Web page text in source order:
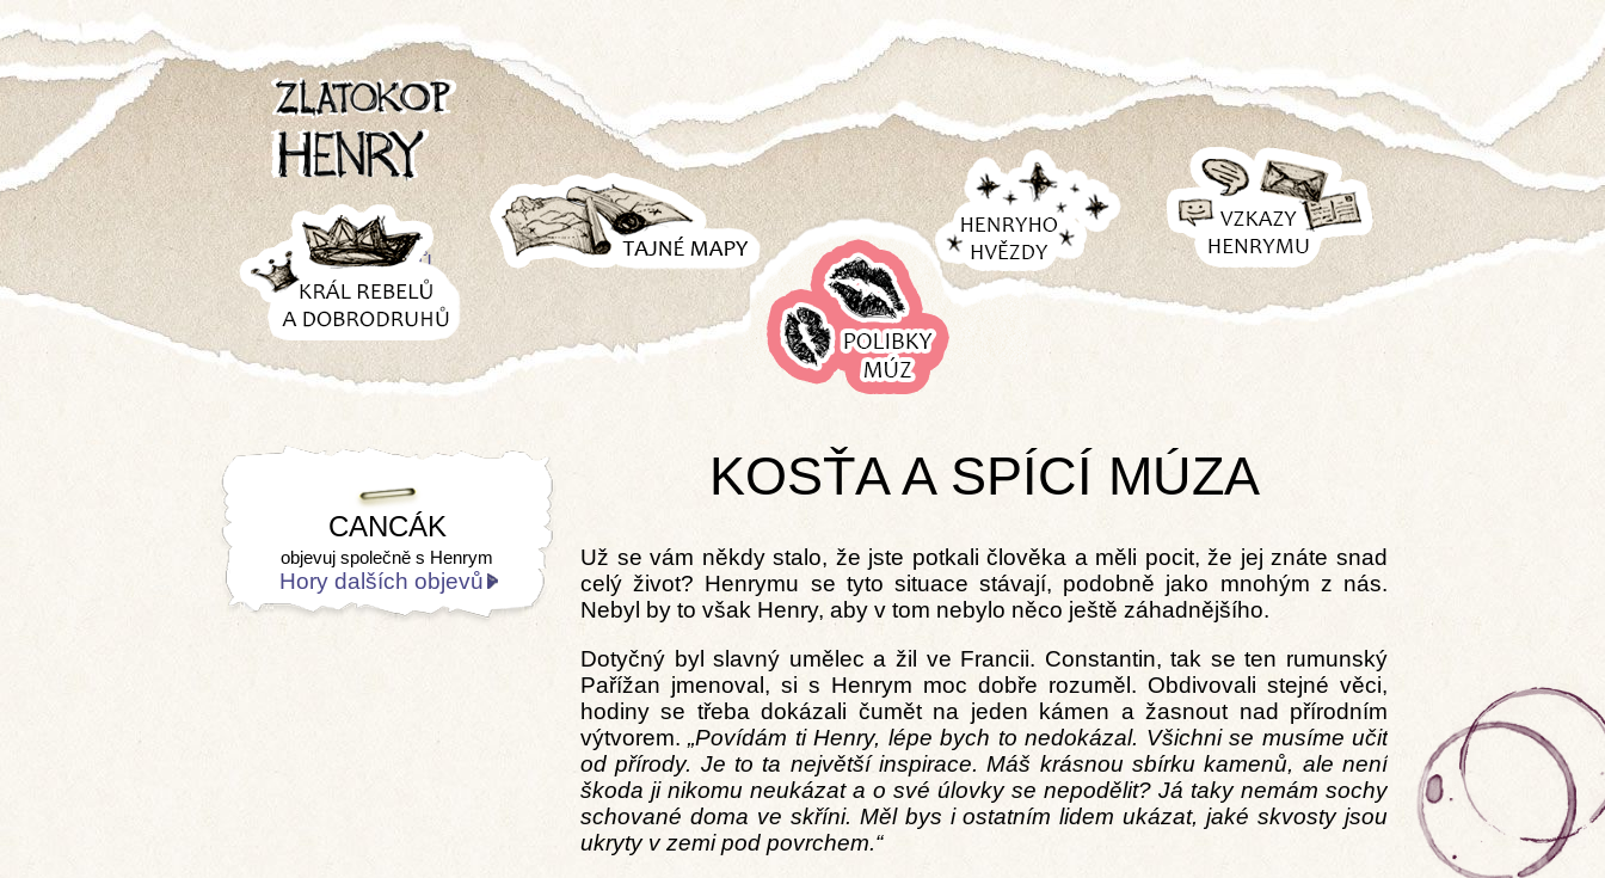
KRÁL REBELŮ
A
DOBRODRUHŮ
TAJNÉ
MAPY
POLIBKY
MÚZ
HENRYHO
HVĚZDY
VZKAZY
HENRYMU
CANCÁK
objevuj společně s Henrym
Hory dalších objevů
KOSŤA A SPÍCÍ MÚZA
Už se vám někdy stalo, že jste potkali člověka a měli pocit, že jej znáte snad
celý život? Henrymu se tyto situace stávají, podobně jako mnohým z nás.
Nebyl by to však Henry, aby v tom nebylo něco ještě záhadnějšího.
Dotyčný byl slavný umělec a žil ve Francii. Constantin, tak se ten rumunský
Pařížan jmenoval, si s Henrym moc dobře rozuměl. Obdivovali stejné věci,
hodiny se třeba dokázali čumět na jeden kámen a žasnout nad přírodním
výtvorem.„Povídám ti Henry, lépe bych to nedokázal. Všichni se musíme učit
od přírody. Je to ta největší inspirace. Máš krásnou sbírku kamenů, ale není
škoda ji nikomu neukázat a o své úlovky se nepodělit? Já taky nemám sochy
schované doma ve skříni. Měl bys i ostatním lidem ukázat, jaké skvosty jsou
ukryty v zemi pod povrchem.“